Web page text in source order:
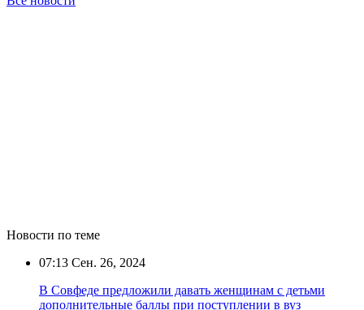
Новости по теме
07:13 Сен. 26, 2024
В Совфеде предложили давать женщинам с детьми
дополнительные баллы при поступлении в вуз